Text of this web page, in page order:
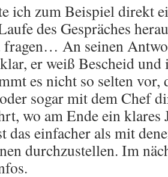
ich zum Beispiel direkt
des Gespräches
fragen… An seinen
er weiß Bescheid und
es nicht so selten vor,
sogar mit dem Chef
wo am Ende ein klares
das einfacher als mit
durchzustellen. Im